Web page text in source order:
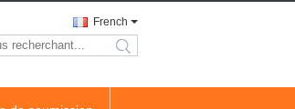
French
search